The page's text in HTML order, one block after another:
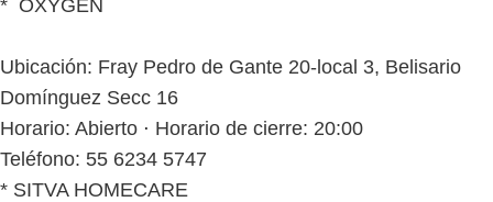
* OXYGEN
Ubicación: Fray Pedro de Gante 20-local 3, Belisario
Domínguez Secc 16
Horario: Abierto ⋅ Horario de cierre: 20:00
Teléfono: 55 6234 5747
* SITVA HOMECARE